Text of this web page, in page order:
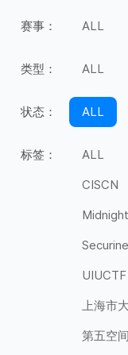
赛事： ALL
类型： ALL
状态： ALL
标签： ALL
CISCN
UIUCTF
上海市
第五空间